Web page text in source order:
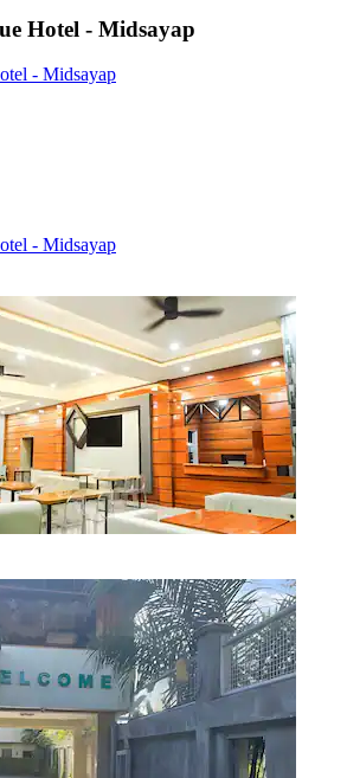
Hotel - Midsayap
- Midsayap
- Midsayap